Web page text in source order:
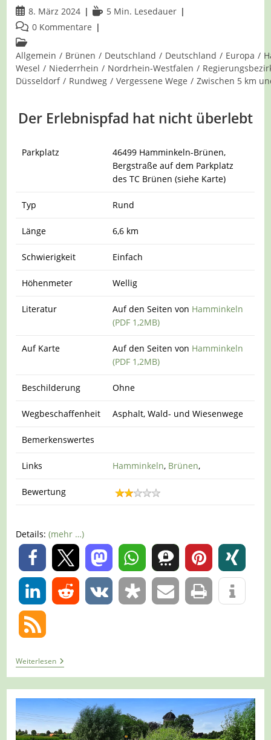
Beitrag
veröffentlicht:
8. März 2024 Lesedauer:
5 Min. Lesedauer
Beitrags-
Kommentare:
0 Kommentare
Beitrags-
Kategorie:
Allgemein / Brünen / Deutschland / Deutschland / Europa /
Wesel / Niederrhein / Nordrhein-Westfalen /
Düsseldorf / Rundweg / Vergessene Wege / Zwischen 5 km
Der Erlebnispfad hat nicht überlebt
Parkplatz
46499 Hamminkeln-Brünen,
Bergstraße auf dem Parkplatz
des TC Brünen (siehe Karte)
Typ Rund
Länge 6,6 km
Schwierigkeit Einfach
Höhenmeter Wellig
Literatur Auf den Seiten von Hamminkeln
(PDF 1,2MB)
Auf Karte Auf den Seiten von Hamminkeln
(PDF 1,2MB)
Beschilderung Ohne
Wegbeschaffenheit Asphalt, Wald- und Wiesenwege
Bemerkenswertes
Links Hamminkeln, Brünen,
Bewertung
Details:(mehr …)
0
0
WeiterlesenTour
1340
–
Brünen
–
Erlebnispfad
Und
Brüner